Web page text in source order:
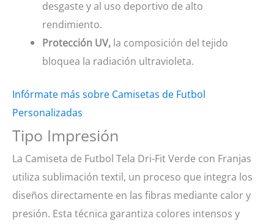
desgaste y al uso deportivo de alto
rendimiento.
Protección UV, la composición del tejido
bloquea la radiación ultravioleta.
Infórmate más sobre Camisetas de Futbol
Personalizadas
Tipo Impresión
La Camiseta de Futbol Tela Dri-Fit Verde con Franjas
utiliza sublimación textil, un proceso que integra los
diseños directamente en las fibras mediante calor y
presión. Esta técnica garantiza colores intensos y